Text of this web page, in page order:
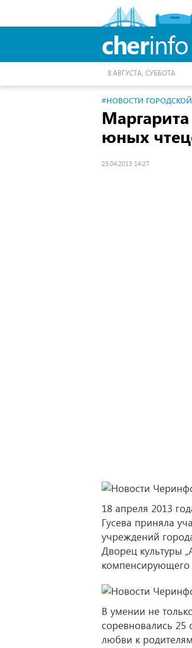
cherinfo
8 АВГУСТА, СУББОТА
#НОВОСТИ
юных
23.04.2013 14:27
18 апреля 2013
Гусева приняла
учреждений
Дворец культуры
В умении не
соревновались 25
любви к